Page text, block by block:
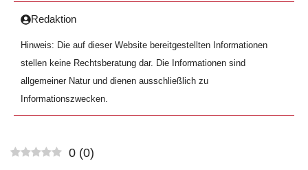
Redaktion
Hinweis: Die auf dieser Website bereitgestellten Informationen
stellen keine Rechtsberatung dar. Die Informationen sind
allgemeiner Natur und dienen ausschließlich zu
Informationszwecken.
0 (0)